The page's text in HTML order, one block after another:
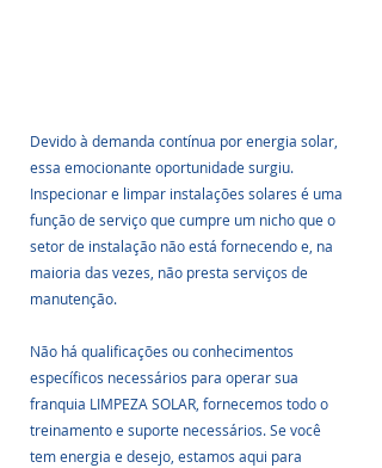
Devido à demanda contínua por energia solar,
essa emocionante oportunidade surgiu.
Inspecionar e limpar instalações solares é uma
função de serviço que cumpre um nicho que o
setor de instalação não está fornecendo e, na
maioria das vezes, não presta serviços de
manutenção.
Não há qualificações ou conhecimentos
específicos necessários para operar sua
franquia LIMPEZA SOLAR, fornecemos todo o
treinamento e suporte necessários. Se você
tem energia e desejo, estamos aqui para